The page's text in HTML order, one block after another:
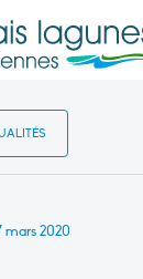
mars 2020